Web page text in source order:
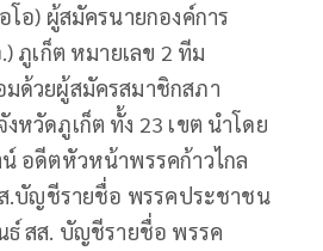
อ) ผู้สมัครนายกองค์การ
ภูเก็ต หมายเลข 2 ทีม
ด้วยผู้สมัครสมาชิกสภา
หวัดภูเก็ต ทั้ง 23 เขต นำโดย
อดีตหัวหน้าพรรคก้าวไกล
.บัญชีรายชื่อ พรรคประชาชน
สส. บัญชีรายชื่อ พรรค